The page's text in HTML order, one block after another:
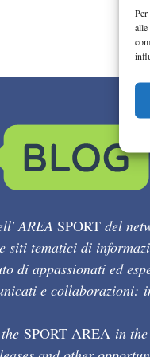
AREA SPORT del
siti tematici di
di appassionati ed
e collaborazioni:
SPORT AREA in